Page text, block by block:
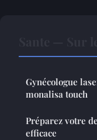
Gynécologue
monalisa touch
Préparez votre
efficace